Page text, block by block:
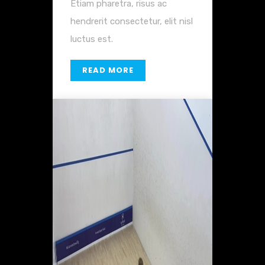
Etiam pharetra, risus ac
hendrerit consectetur, elit nisl
luctus est.
READ MORE